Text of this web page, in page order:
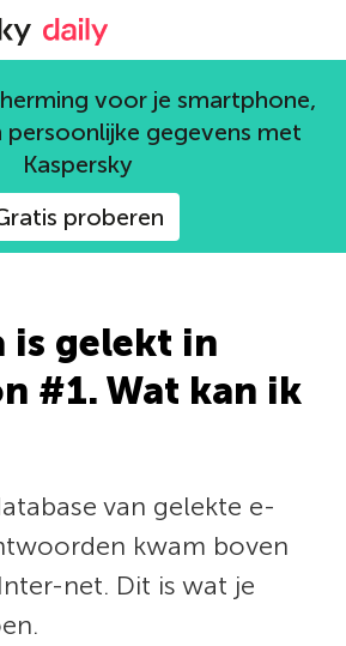
Kaspersky official blog
voor je smartphone,
persoonlijke gegevens met
Kaspersky
proberen
is gelekt in
#1. Wat kan ik
van gelekte e-
kwam boven
net. Dit is wat je